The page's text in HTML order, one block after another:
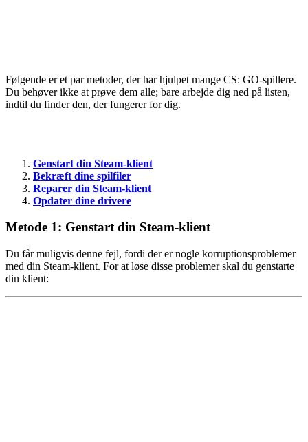
Følgende er et par metoder, der har hjulpet mange CS: GO-spillere.
Du behøver ikke at prøve dem alle; bare arbejde dig ned på listen,
indtil du finder den, der fungerer for dig.
Genstart din Steam-klient
Bekræft dine spilfiler
Reparer din Steam-klient
Opdater dine drivere
Metode 1: Genstart din Steam-klient
Du får muligvis denne fejl, fordi der er nogle korruptionsproblemer
med din Steam-klient. For at løse disse problemer skal du genstarte
din klient: